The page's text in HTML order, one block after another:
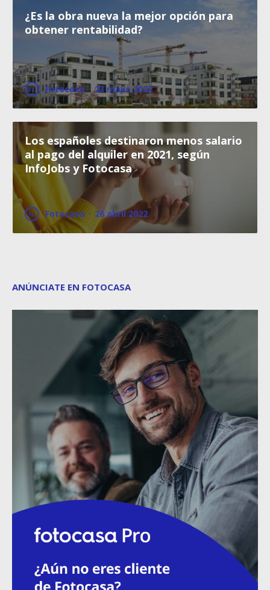
¿Es la obra nueva la mejor opción para
obtener rentabilidad?
Fotocasa · 23 mayo 2022
Los españoles destinaron menos salario
al pago del alquiler en 2021, según
InfoJobs y Fotocasa
Fotocasa · 26 abril 2022
ANÚNCIATE EN FOTOCASA